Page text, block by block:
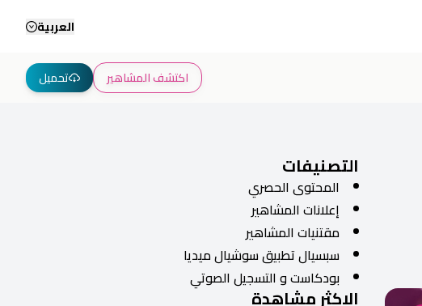
العربية
اكتشف المشاهير تحميل
التصنيفات
المحتوى الحصري
إعلانات المشاهير
مقتنيات المشاهير
سبسيال تطبيق سوشيال ميديا
بودكاست و التسجيل الصوتي
الاكثر مشاهدة